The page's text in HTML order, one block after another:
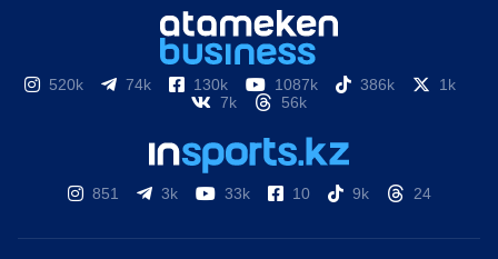
520k 74k 130k 1087k 386k
1k
7k
56k
851 3k 33k 10 9k 24